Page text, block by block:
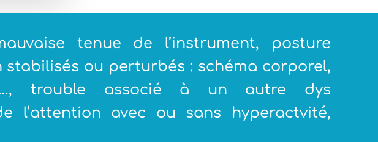
tenue de l’instrument, posture
stabilisés ou perturbés : schéma corporel,
trouble associé à un autre dys
l’attention avec ou sans hyperactvité,